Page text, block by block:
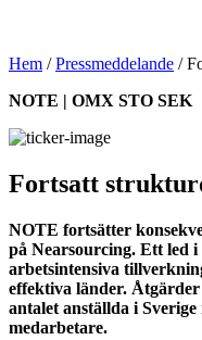
Hem /Pressmeddelande /
NOTE | OMX STO SEK
Fortsatt
NOTE fortsätter
på Nearsourcing. Ett led
arbetsintensiva
effektiva länder.
antalet anställda i
medarbetare.